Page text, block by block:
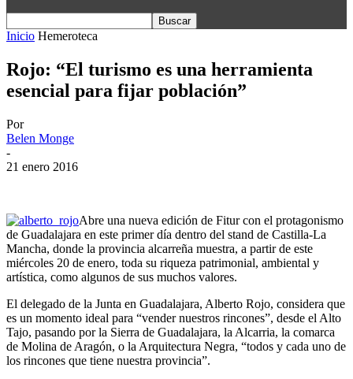
Inicio Hemeroteca
Rojo: “El turismo es una herramienta
esencial para fijar población”
Por
Belen Monge
-
21 enero 2016
Abre una nueva edición de Fitur con el protagonismo
de Guadalajara en este primer día dentro del stand de Castilla-La
Mancha, donde la provincia alcarreña muestra, a partir de este
miércoles 20 de enero, toda su riqueza patrimonial, ambiental y
artística, como algunos de sus muchos valores.
El delegado de la Junta en Guadalajara, Alberto Rojo, considera que
es un momento ideal para “vender nuestros rincones”, desde el Alto
Tajo, pasando por la Sierra de Guadalajara, la Alcarria, la comarca
de Molina de Aragón, o la Arquitectura Negra, “todos y cada uno de
los rincones que tiene nuestra provincia”.